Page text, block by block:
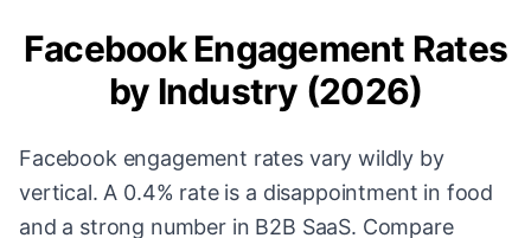
Facebook Engagement Rates
by Industry (2026)
Facebook engagement rates vary wildly by
vertical. A 0.4% rate is a disappointment in food
and a strong number in B2B SaaS. Compare